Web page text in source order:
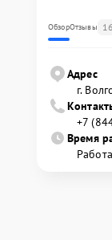
ОбзорОтзывы
Адрес
г.
+7
Время